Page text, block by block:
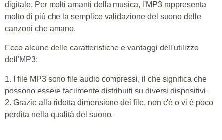
digitale. Per molti amanti della musica, l'MP3 rappresenta
molto di più che la semplice validazione del suono delle
canzoni che amano.
Ecco alcune delle caratteristiche e vantaggi dell'utilizzo
dell'MP3:
1. I file MP3 sono file audio compressi, il che significa che
possono essere facilmente distribuiti su diversi dispositivi.
2. Grazie alla ridotta dimensione dei file, non c'è o vi è poco
perdita nella qualità del suono.